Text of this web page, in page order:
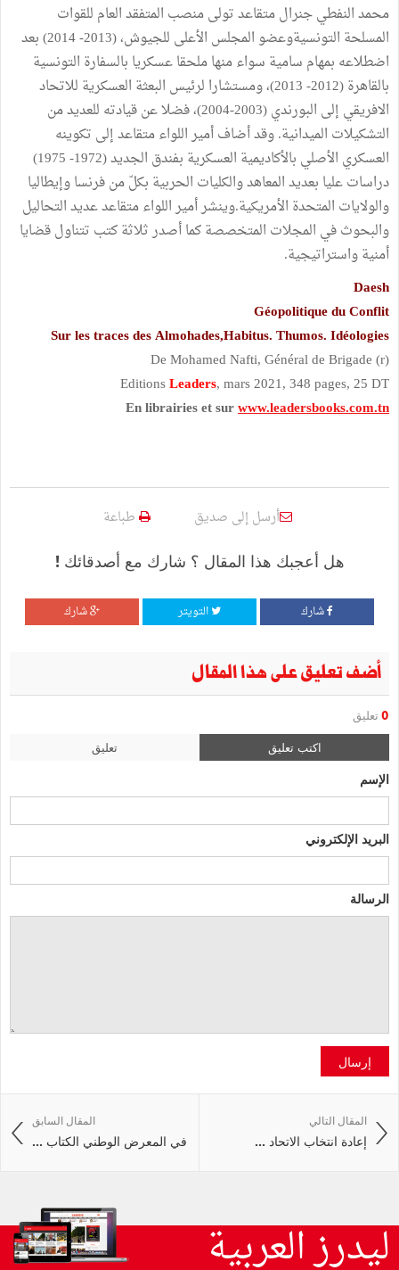
محمد النفطي جنرال متقاعد تولى منصب المتفقد العام للقوات
المسلحة التونسيةوعضو المجلس الأعلى للجيوش، (2013- 2014) بعد
اضطلاعه بمهام سامية سواء منها ملحقا عسكريا بالسفارة التونسية
بالقاهرة (2012- 2013)، ومستشارا لرئيس البعثة العسكرية للاتحاد
الافريقي إلى البورندي (2003-2004)، فضلا عن قيادته للعديد من
التشكيلات الميدانية. وقد أضاف أمير اللواء متقاعد إلى تكوينه
العسكري الأصلي بالأكاديمية العسكرية بفندق الجديد (1972- 1975)
دراسات عليا بعديد المعاهد والكليات الحربية بكلّ من فرنسا وإيطاليا
والولايات المتحدة الأمريكية.وينشر أمير اللواء متقاعد عديد التحاليل
والبحوث في المجلات المتخصصة كما أصدر ثلاثة كتب تتناول قضايا
أمنية واستراتيجية.
Daesh
Géopolitique du Conflit
Sur les traces des Almohades,Habitus. Thumos. Idéologies
De Mohamed Nafti, Général de Brigade (r)
EditionsLeaders, mars 2021, 348 pages, 25 DT
En librairies et surwww.leadersbooks.com.tn
أرسل إلى صديق طباعة
هل أعجبك هذا المقال ؟ شارك مع أصدقائك !
شارك التويتر شارك
أضف تعليق على هذا المقال
0 تعليق
اكتب تعليق تعليق
الإسم
البريد الإلكتروني
الرسالة
إرسال
المقال السابق
في المعرض الوطني الكتاب ...
المقال التالي
إعادة انتخاب الاتحاد ...
ليدرز العربية